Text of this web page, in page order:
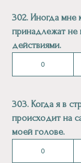
302. Иногда мне
принадлежат не
действиями.
0
303. Когда я в
происходит на
моей голове.
0